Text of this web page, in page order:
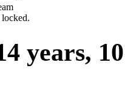
years,